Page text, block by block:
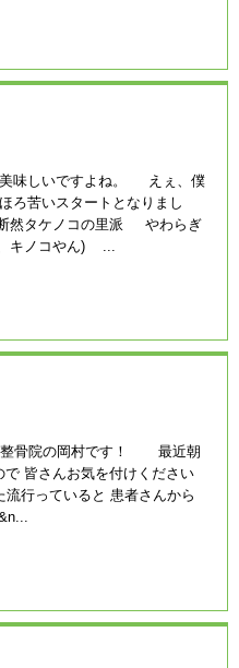
味しいですよね。 えぇ、僕
苦いスタートとなりまし
然タケノコの里派 やわらぎ
キノコやん) ...
整骨院の岡村です！ 最近朝
皆さんお気を付けください
行っていると 患者さんから